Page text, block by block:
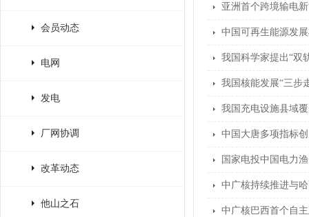
会员动态
电网
发电
厂网协调
改革动态
他山之石
亚洲首个跨境输电
中国可再生能源发
我国科学家提出“双
我国核能发展“三步
我国充电设施县域
中国大唐多项指标
国家电投中国电力
中广核持续推进与
中广核巴西首个自